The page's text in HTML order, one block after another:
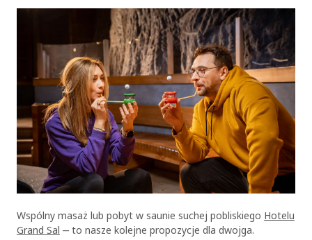
Wspólny masaż lub pobyt w saunie suchej pobliskiego Hotelu
Grand Sal ‒ to nasze kolejne propozycje dla dwojga.